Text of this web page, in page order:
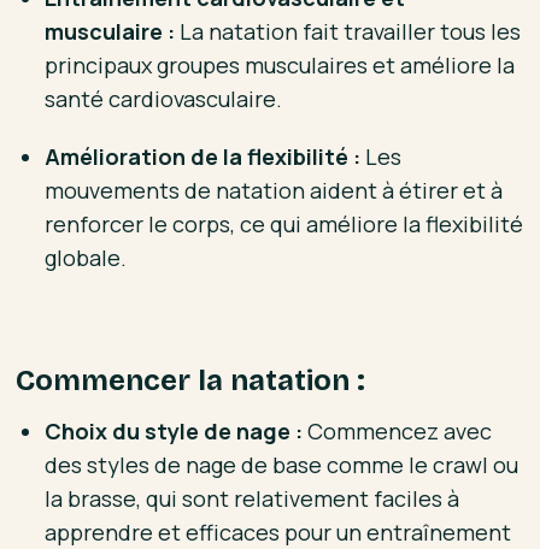
musculaire : La natation fait travailler tous les
principaux groupes musculaires et améliore la
santé cardiovasculaire.
Amélioration de la flexibilité : Les
mouvements de natation aident à étirer et à
renforcer le corps, ce qui améliore la flexibilité
globale.
Commencer la natation :
Choix du style de nage : Commencez avec
des styles de nage de base comme le crawl ou
la brasse, qui sont relativement faciles à
apprendre et efficaces pour un entraînement